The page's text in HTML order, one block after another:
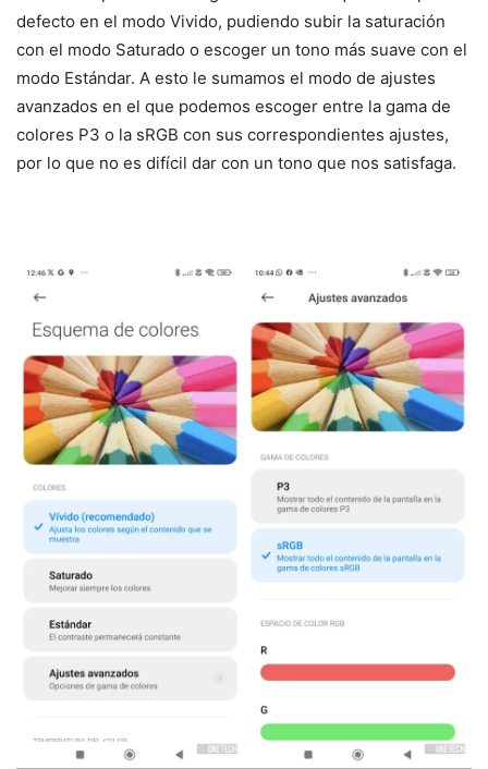
defecto en el modo Vivido, pudiendo subir la saturación
con el modo Saturado o escoger un tono más suave con el
modo Estándar. A esto le sumamos el modo de ajustes
avanzados en el que podemos escoger entre la gama de
colores P3 o la sRGB con sus correspondientes ajustes,
por lo que no es difícil dar con un tono que nos satisfaga.